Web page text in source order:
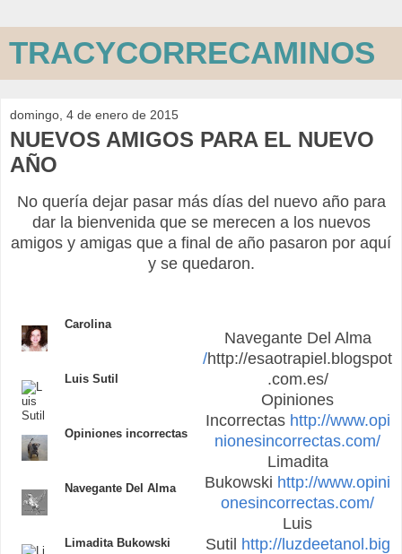
TRACYCORRECAMINOS
domingo, 4 de enero de 2015
NUEVOS AMIGOS PARA EL NUEVO
AÑO
No quería dejar pasar más días del nuevo año para
dar la bienvenida que se merecen a los nuevos
amigos y amigas que a final de año pasaron por aquí
y se quedaron.
Carolina
Luis Sutil
Opiniones incorrectas
Navegante Del Alma
Limadita Bukowski
Navegante Del Alma
/http://esaotrapiel.blogspot
.com.es/
Opiniones
Incorrectas http://www.opi
nionesincorrectas.com/
Limadita
Bukowski http://www.opini
onesincorrectas.com/
Luis
Sutil http://luzdeetanol.big